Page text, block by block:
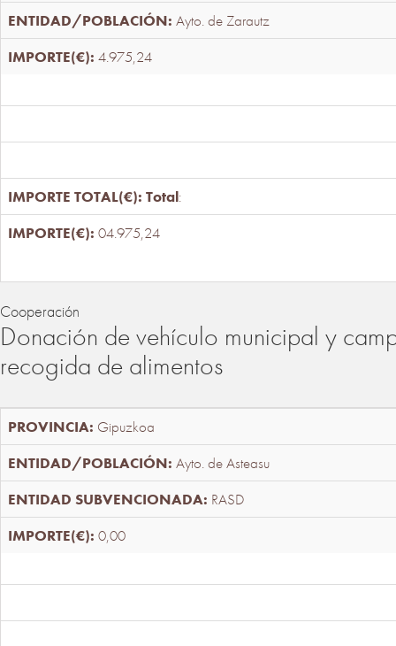
Ayto. de Zarautz
4.975,24
Total:
04.975,24
Cooperación
Donación de vehículo municipal y
recogida de alimentos
Gipuzkoa
Ayto. de Asteasu
RASD
0,00